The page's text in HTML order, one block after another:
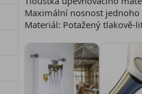
Maximální nosnost jednoho
Materiál: Potažený tlakově-